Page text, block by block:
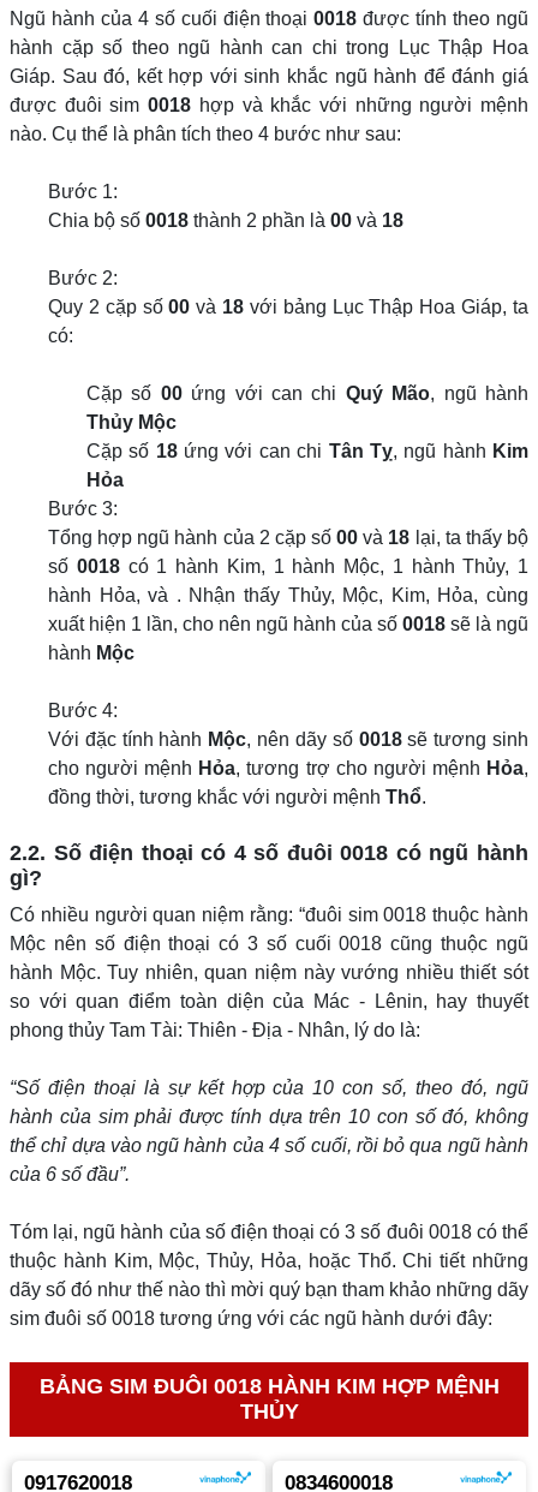
Ngũ hành của 4 số cuối điện thoại0018 được tính theo ngũ
hành cặp số theo ngũ hành can chi trong Lục Thập Hoa
Giáp. Sau đó, kết hợp với sinh khắc ngũ hành để đánh giá
được đuôi sim0018 hợp và khắc với những người mệnh
nào. Cụ thể là phân tích theo 4 bước như sau:
Bước 1:
Chia bộ số 0018 thành 2 phần là 00 và 18
Bước 2:
Quy 2 cặp số00 và 18 với bảng Lục Thập Hoa Giáp, ta
có:
Cặp số 00ứng với can chi Quý Mão, ngũ hành
Thủy Mộc
Cặp số 18ứng với can chi Tân Tỵ, ngũ hành Kim
Hỏa
Bước 3:
Tổng hợp ngũ hành của 2 cặp số00 và 18 lại, ta thấy bộ
số 0018có 1 hành Kim, 1 hành Mộc, 1 hành Thủy, 1
hành Hỏa, và . Nhận thấy Thủy, Mộc, Kim, Hỏa, cùng
xuất hiện 1 lần, cho nên ngũ hành của số 0018 sẽ là ngũ
hành Mộc
Bước 4:
Với đặc tính hành Mộc, nên dãy số 0018sẽ tương sinh
cho người mệnh Hỏa, tương trợ cho người mệnh Hỏa,
đồng thời, tương khắc với người mệnh Thổ.
2.2. Số điện thoại có 4 số đuôi 0018 có ngũ hành
gì?
Có nhiều người quan niệm rằng: “đuôi sim 0018 thuộc hành
Mộc nên số điện thoại có 3 số cuối 0018 cũng thuộc ngũ
hành Mộc. Tuy nhiên, quan niệm này vướng nhiều thiết sót
so với quan điểm toàn diện của Mác - Lênin, hay thuyết
phong thủy Tam Tài: Thiên - Địa - Nhân, lý do là:
“Số điện thoại là sự kết hợp của 10 con số, theo đó, ngũ
hành của sim phải được tính dựa trên 10 con số đó, không
thể chỉ dựa vào ngũ hành của 4 số cuối, rồi bỏ qua ngũ hành
của 6 số đầu”.
Tóm lại, ngũ hành của số điện thoại có 3 số đuôi 0018 có thể
thuộc hành Kim, Mộc, Thủy, Hỏa, hoặc Thổ. Chi tiết những
dãy số đó như thế nào thì mời quý bạn tham khảo những dãy
sim đuôi số 0018 tương ứng với các ngũ hành dưới đây:
BẢNG SIM ĐUÔI 0018 HÀNH KIM HỢP MỆNH
THỦY
0917620018 0834600018